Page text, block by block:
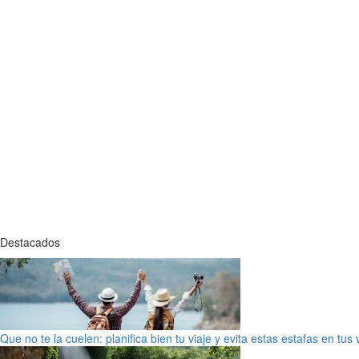
Destacados
Que no te la cuelen: planifica bien tu viaje y evita estas estafas en tus